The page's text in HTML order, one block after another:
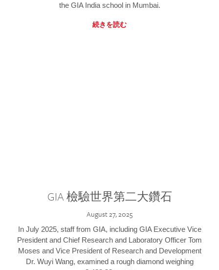
the GIA India school in Mumbai.
続きを読む
GIA 檢驗世界第二大鑽石
August 27, 2025
In July 2025, staff from GIA, including GIA Executive Vice
President and Chief Research and Laboratory Officer Tom
Moses and Vice President of Research and Development
Dr. Wuyi Wang, examined a rough diamond weighing